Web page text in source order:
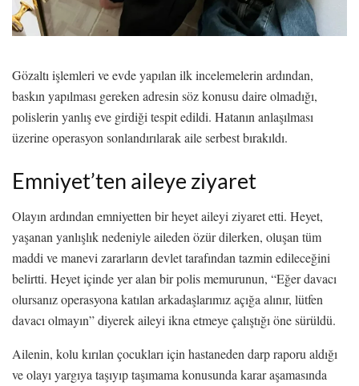
Gözaltı işlemleri ve evde yapılan ilk incelemelerin ardından,
baskın yapılması gereken adresin söz konusu daire olmadığı,
polislerin yanlış eve girdiği tespit edildi. Hatanın anlaşılması
üzerine operasyon sonlandırılarak aile serbest bırakıldı.
Emniyet’ten aileye ziyaret
Olayın ardından emniyetten bir heyet aileyi ziyaret etti. Heyet,
yaşanan yanlışlık nedeniyle aileden özür dilerken, oluşan tüm
maddi ve manevi zararların devlet tarafından tazmin edileceğini
belirtti. Heyet içinde yer alan bir polis memurunun, “Eğer davacı
olursanız operasyona katılan arkadaşlarımız açığa alınır, lütfen
davacı olmayın” diyerek aileyi ikna etmeye çalıştığı öne sürüldü.
Ailenin, kolu kırılan çocukları için hastaneden darp raporu aldığı
ve olayı yargıya taşıyıp taşımama konusunda karar aşamasında